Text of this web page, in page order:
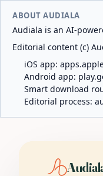
ABOUT AUDIALA
Audiala is an AI-
Editorial content (c)
iOS app:
Android app:
Smart download
Editorial process: